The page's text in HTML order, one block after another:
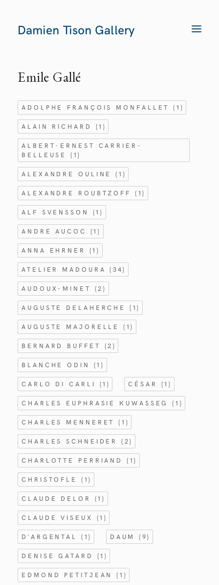
T
Damien Tison Gallery
Emile Gallé
ADOLPHE FRANÇOIS MONFALLET(1)
ALAIN RICHARD (1)
ALBERT-ERNEST CARRIER-
BELLEUSE(1)
ALEXANDRE OULINE(1)
ALEXANDRE ROUBTZOFF(1)
ALF SVENSSON (1)
ANDRE AUCOC (1)
ANNA EHRNER (1)
ATELIER MADOURA(34)
AUDOUX-MINET (2)
AUGUSTE DELAHERCHE(1)
AUGUSTE MAJORELLE(1)
BERNARD BUFFET (2)
BLANCHE ODIN (1)
CARLO DI CARLI (1) CÉSAR (1)
CHARLES EUPHRASIE KUWASSEG(1)
CHARLES MENNERET(1)
CHARLES SCHNEIDER(2)
CHARLOTTE PERRIAND(1)
CHRISTOFLE (1)
CLAUDE DELOR (1)
CLAUDE VISEUX (1)
D'ARGENTAL (1) DAUM(9)
DENISE GATARD (1)
EDMOND PETITJEAN(1)